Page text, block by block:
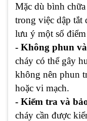
Mặc dù bình
trong việc dập tắt
lưu ý một số
- Không phun
cháy có thể gây
không nên phun
hoặc vi mạch.
- Kiểm tra và
cháy cần được